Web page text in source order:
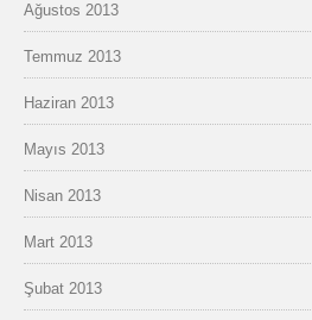
Ağustos 2013
Temmuz 2013
Haziran 2013
Mayıs 2013
Nisan 2013
Mart 2013
Şubat 2013